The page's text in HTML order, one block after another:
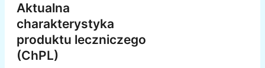
Aktualna
charakterystyka
produktu leczniczego
(ChPL)